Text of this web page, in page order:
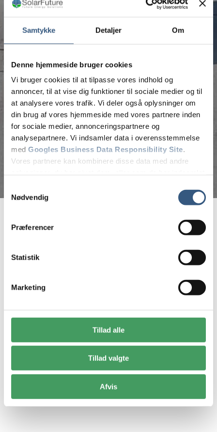
Samtykke Detaljer Om
Denne hjemmeside bruger cookies
Vi bruger cookies til at tilpasse vores indhold og
annoncer, til at vise dig funktioner til sociale medier og til
at analysere vores trafik. Vi deler også oplysninger om
din brug af vores hjemmeside med vores partnere inden
for sociale medier, annonceringspartnere og
analysepartnere. Vi indsamler data i overensstemmelse
med Googles Business Data Responsibility Site.
Vores partnere kan kombinere disse data med andre
Nødvendig
Præferencer
Statistik
Marketing
Tillad alle
Tillad valgte
Afvis
Lad os starte et projekt